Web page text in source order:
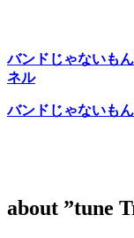
バンドじゃないも
ネル
バンドじゃないも
about ”tune